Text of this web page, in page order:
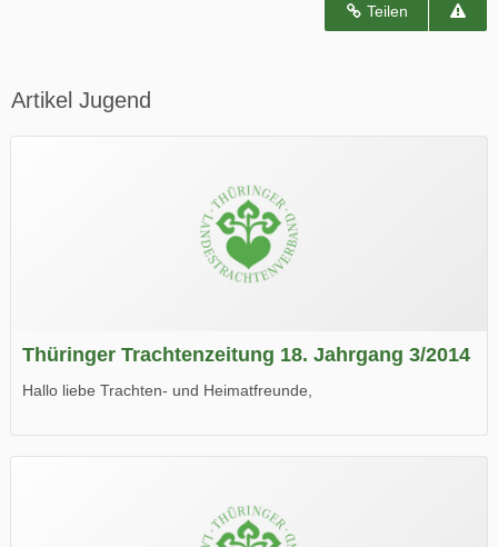
Teilen
Artikel Jugend
Thüringer Trachtenzeitung 18. Jahrgang 3/2014
Hallo liebe Trachten- und Heimatfreunde,
Wir wünschen Euch viel Spaß beim Lesen.